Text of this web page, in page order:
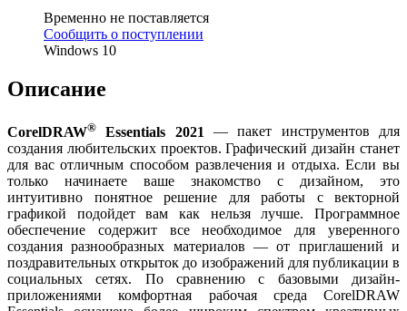
Временно не поставляется
Сообщить о поступлении
Windows 10
Описание
CorelDRAW® Essentials 2021 — пакет инструментов для
создания любительских проектов. Графический дизайн станет
для вас отличным способом развлечения и отдыха. Если вы
только начинаете ваше знакомство с дизайном, это
интуитивно понятное решение для работы с векторной
графикой подойдет вам как нельзя лучше. Программное
обеспечение содержит все необходимое для уверенного
создания разнообразных материалов — от приглашений и
поздравительных открыток до изображений для публикации в
социальных сетях. По сравнению с базовыми дизайн-
приложениями комфортная рабочая среда CorelDRAW